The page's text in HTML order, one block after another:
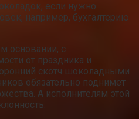
если нужно
например, бухгалтерию
основании, с
от праздника и
скотч шоколадными
обязательно поднимет
А исполнителям этой